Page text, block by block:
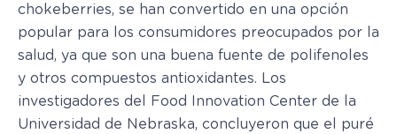
chokeberries, se han convertido en una opción
popular para los consumidores preocupados por la
salud, ya que son una buena fuente de polifenoles
y otros compuestos antioxidantes. Los
investigadores del Food Innovation Center de la
Universidad de Nebraska, concluyeron que el puré